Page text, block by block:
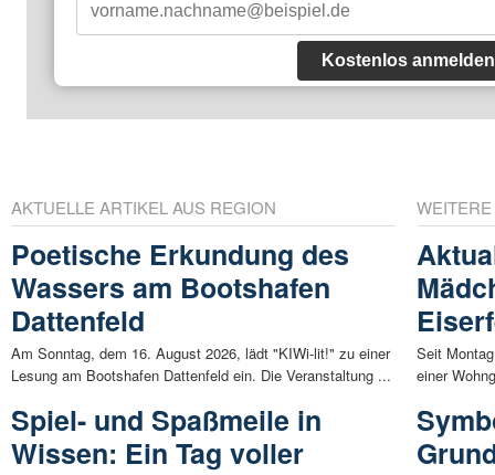
Kostenlos anmelden
AKTUELLE ARTIKEL AUS REGION
Poetische Erkundung des
Wassers am Bootshafen
Dattenfeld
Am Sonntag, dem 16. August 2026, lädt "KIWi-lit!" zu einer
Lesung am Bootshafen Dattenfeld ein. Die Veranstaltung ...
Spiel- und Spaßmeile in
Wissen: Ein Tag voller
Seit
einer